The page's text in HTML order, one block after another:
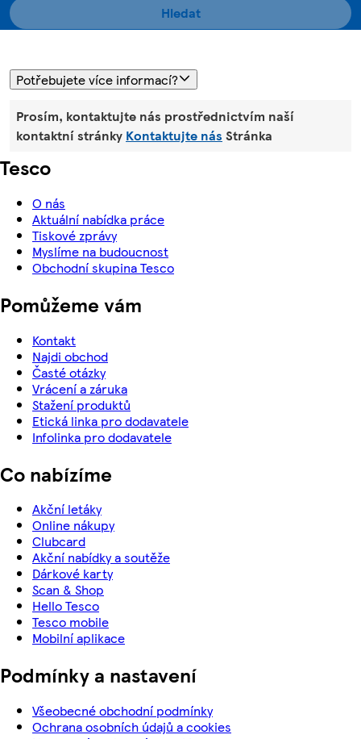
Hledat
Potřebujete více informací?
Prosím, kontaktujte nás prostřednictvím naší
kontaktní stránky Kontaktujte nás Stránka
Tesco
O nás
Aktuální nabídka práce
Tiskové zprávy
Myslíme na budoucnost
Obchodní skupina Tesco
Pomůžeme vám
Kontakt
Najdi obchod
Časté otázky
Vrácení a záruka
Stažení produktů
Etická linka pro dodavatele
Infolinka pro dodavatele
Co nabízíme
Akční letáky
Online nákupy
Clubcard
Akční nabídky a soutěže
Dárkové karty
Scan & Shop
Hello Tesco
Tesco mobile
Mobilní aplikace
Podmínky a nastavení
Všeobecné obchodní podmínky
Ochrana osobních údajů a cookies